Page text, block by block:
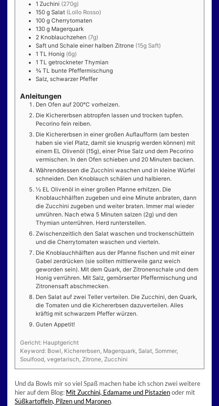
1 Zuchini (270g)
150 g Salat (Lollo Rosso)
100 g Cherrytomaten
130 g Magerquark
2 Knoblauchzehen (7g)
Saft und Schale einer halben Zitrone (15g Saft)
1 TL Honig (6g)
1 TL getrockneter Thymian
¾ TL bunte Pfeffermischung
Salz, schwarzer Pfeffer
Anleitungen
Den Ofen auf 200°C vorheizen.
Die Kichererbsen abtropfen lassen und trocken tupfen.
Pecorino fein reiben.
Die Kichererbsen in einer großen Auflaufform (am besten
haben sie viel Platz, damit sie knusprig werden können) mit
einem EL Olivenöl (15g), einer Prise Salz und dem Pecorino
vermischen. In den Ofen schieben und 20 Minuten backen.
Währenddessen die Zucchini waschen und in kleine Würfel
schneiden. Den Knoblauch schälen und halbieren.
½ EL Olivenöl in einer großen Pfanne erhitzen. Die
Knoblauchhälften zugeben und eine Minute anbraten, dann
die Zucchini zugeben und weiter braten. Immer mal wieder
umrühren. Nach etwa 5 Minuten salzen (2g) und den
Thymian unterrühren. Herd runterstellen.
Zwischenzeitlich den Salat waschen und trockenschütteln
und die Cherrytomaten waschen und vierteln.
Die Knoblauchhälften aus der Pfanne fischen und mit einer
Gabel zerdrücken (sie sollten mittlerweile ganz weich
geworden sein). Mit dem Quark, der Zitronenschale und dem
Honig verrühren. Mit Salz, gemörserter Pfeffermischung und
Zitronensaft abschmecken.
Den Salat auf zwei Teller verteilen. Die Zucchini, den Quark,
die Tomaten und die Kichererbsen dazuverteilen. Alles
kräftig mit schwarzem Pfeffer würzen.
Guten Appetit!
Gericht: Hauptgericht
Keyword: Bowl, Kichererbsen, Magerquark, Salat, Sommer,
Soulfood, vegetarisch, Zitrone, Zucchini
Und da Bowls mir so viel Spaß machen habe ich schon zwei weitere
hier auf dem Blog: Mit Zucchini, Edamame und Pistazienoder mit
Süßkartoffeln, Pilzen und Maronen.